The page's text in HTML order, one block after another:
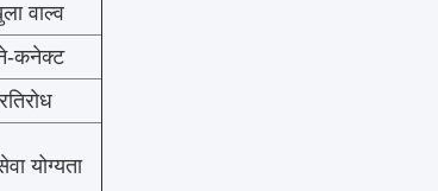
वाल्व
कनेक्ट
योग्यता